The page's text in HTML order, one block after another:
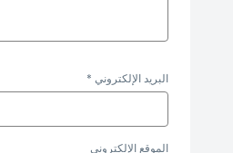
البريد الإلكتروني *
الموقع الإلكتروني